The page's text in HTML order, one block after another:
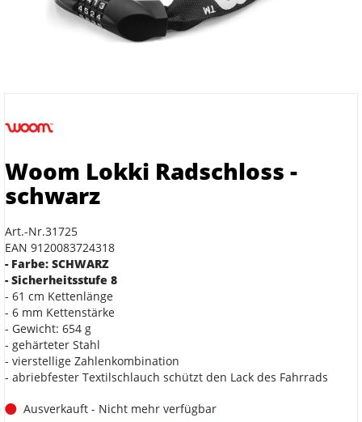
Woom Lokki Radschloss -
schwarz
Art.-Nr.31725
EAN 9120083724318
- Farbe: SCHWARZ
- Sicherheitsstufe 8
- 61 cm Kettenlänge
- 6 mm Kettenstärke
- Gewicht: 654 g
- gehärteter Stahl
- vierstellige Zahlenkombination
- abriebfester Textilschlauch schützt den Lack des Fahrrads
Ausverkauft - Nicht mehr verfügbar